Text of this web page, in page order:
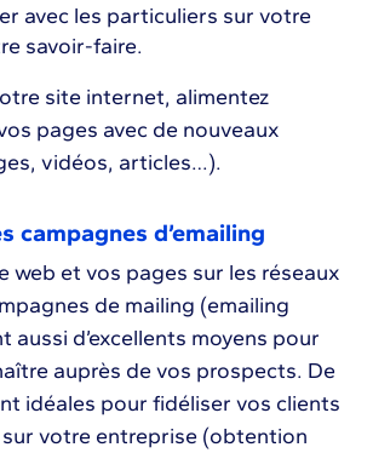
avec les particuliers sur votre
savoir-faire.
site internet, alimentez
pages avec de nouveaux
vidéos, articles…).
campagnes d’emailing
web et vos pages sur les réseaux
de mailing (emailing
aussi d’excellents moyens pour
auprès de vos prospects. De
idéales pour fidéliser vos clients
votre entreprise (obtention